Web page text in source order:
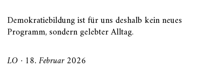
Demokratiebildung ist für uns deshalb kein neues
Programm, sondern gelebter Alltag.
LO · 18. Februar 2026